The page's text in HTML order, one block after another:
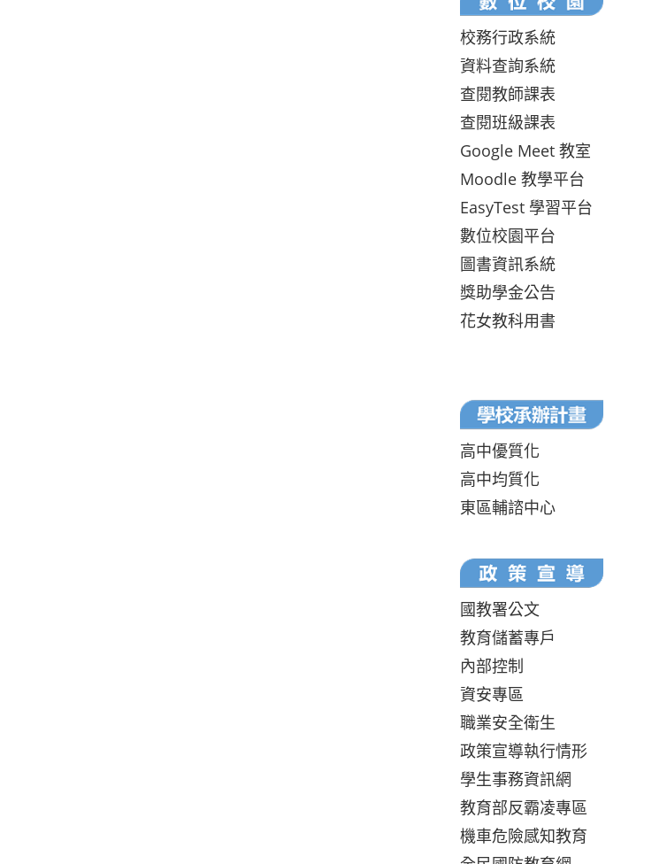
校務行政系統
資料查詢系統
查閱教師課表
查閱班級課表
Google Meet 教室
Moodle 教學平台
EasyTest 學習平台
數位校園平台
圖書資訊系統
獎助學金公告
花女教科用書
高中優質化
高中均質化
東區輔諮中心
國教署公文
教育儲蓄專戶
內部控制
資安專區
職業安全衛生
政策宣導執行情形
學生事務資訊網
教育部反霸凌專區
機車危險感知教育